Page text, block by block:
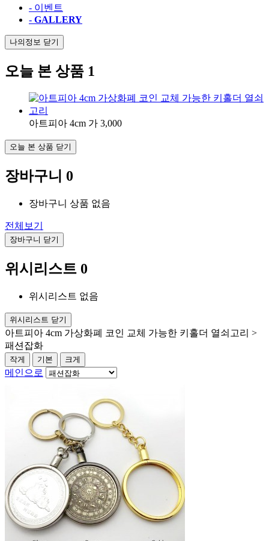
- 이벤트
- GALLERY
나의정보 닫기
오늘 본 상품 1
아트피아 4cm 가 3,000
오늘 본 상품 닫기
장바구니 0
장바구니 상품 없음
전체보기
장바구니 닫기
위시리스트 0
위시리스트 없음
위시리스트 닫기
아트피아 4cm 가상화폐 코인 교체 가능한 키홀더 열쇠고리 >
패션잡화
작게 기본 크게
메인으로